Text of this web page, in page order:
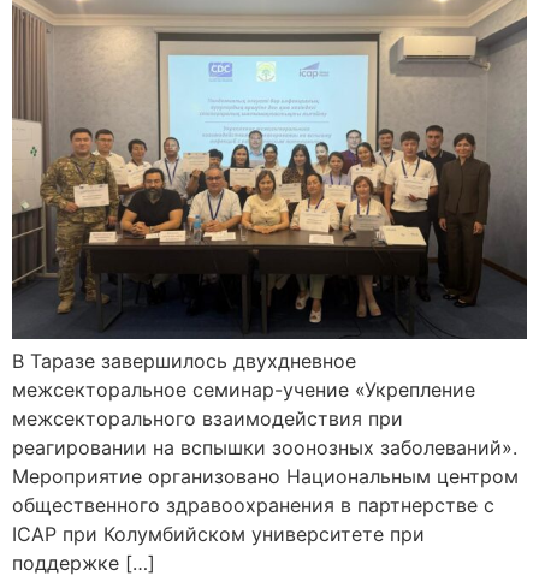
В Таразе завершилось двухдневное
межсекторальное семинар-учение «Укрепление
межсекторального взаимодействия при
реагировании на вспышки зоонозных заболеваний».
Мероприятие организовано Национальным центром
общественного здравоохранения в партнерстве с
ICAP при Колумбийском университете при
поддержке […]